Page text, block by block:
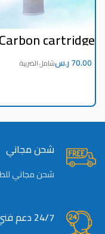
Carbon cartridge
filter 20 inch
to purify tanks
ر.س
شحن مجاني
شحن مجاني
24/7 دعم فني